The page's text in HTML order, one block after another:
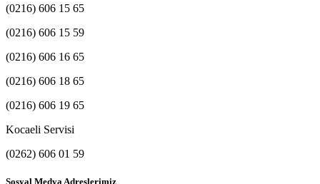
(0216) 606 15 65
(0216) 606 15 59
(0216) 606 16 65
(0216) 606 18 65
(0216) 606 19 65
Kocaeli Servisi
(0262) 606 01 59
Sosyal Medya Adreslerimiz